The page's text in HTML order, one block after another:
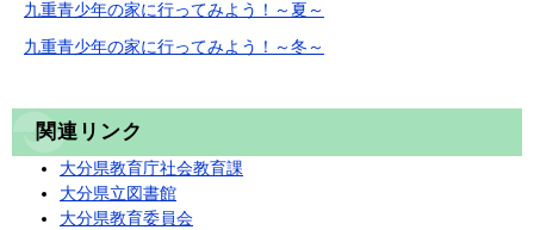
九重青少年の家に行ってみよう！～夏～
九重青少年の家に行ってみよう！～冬～
関連リンク
大分県教育庁社会教育課
大分県立図書館
大分県教育委員会